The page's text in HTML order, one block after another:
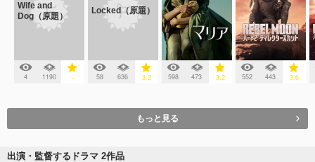
Wife and
Dog（原題）
4 1190 -
Locked（原題）
58 636 3.2 598 473 3.2 552 443 3.6
もっと見る
出演・監督するドラマ 2作品